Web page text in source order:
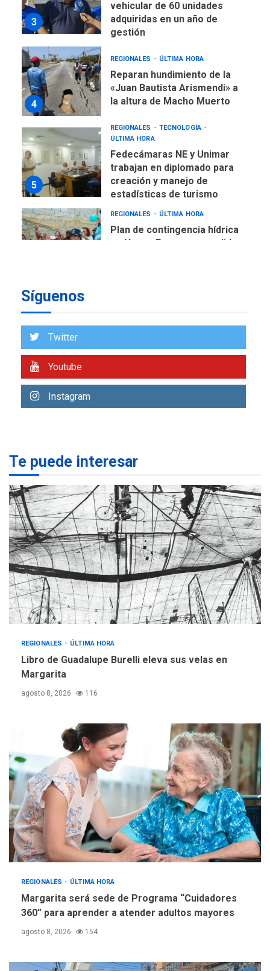
3
vehicular de 60 unidades
adquiridas en un año de
gestión
4
REGIONALES ÚLTIMA HORA
Reparan hundimiento de la
«Juan Bautista Arismendi» a
la altura de Macho Muerto
5
REGIONALES
TECNOLOGÍA
ÚLTIMA HORA
Fedecámaras NE y Unimar
trabajan en diplomado para
creación y manejo de
estadísticas de turismo
REGIONALES ÚLTIMA HORA
Plan de contingencia hídrica
en Nueva Esparta consolida
7
2
Margarita será sede de
para aprender a atender
adultos mayores
3
REGIONALES ÚLTIMA HORA
Mariño fortalece capacidad
operativa con flota
vehicular de 60 unidades
adquiridas en un año de
gestión
4
REGIONALES ÚLTIMA HORA
«Juan Bautista Arismendi» a
la altura de Macho Muerto
trabajan en diplomado para
creación y manejo de
estadísticas de turismo
Síguenos
Twitter
Youtube
Instagram
Te puede interesar
REGIONALES ÚLTIMA HORA
Libro de Guadalupe Burelli eleva sus velas en
Margarita
agosto 8, 2026 116
REGIONALES ÚLTIMA HORA
Margarita será sede de Programa “Cuidadores
360” para aprender a atender adultos mayores
agosto 8, 2026 154